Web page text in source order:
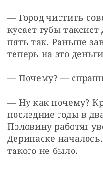
— Город чистить
кусает губы
пять так. Раньше
теперь на это
— Почему? —
— Ну как почему?
последние годы в
Половину работяг
Дерипаске
такого не было.